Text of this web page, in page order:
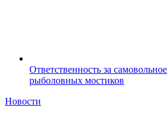
Ответственность за
рыболовных мостиков
Новости